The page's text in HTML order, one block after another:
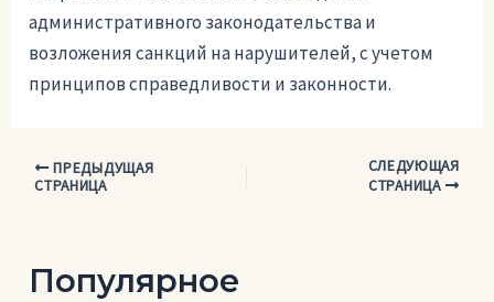
административного законодательства и
возложения санкций на нарушителей, с учетом
принципов справедливости и законности.
Навигация
ПРЕДЫДУЩАЯ
СТРАНИЦА
СЛЕДУЮЩАЯ
СТРАНИЦА
Популярное